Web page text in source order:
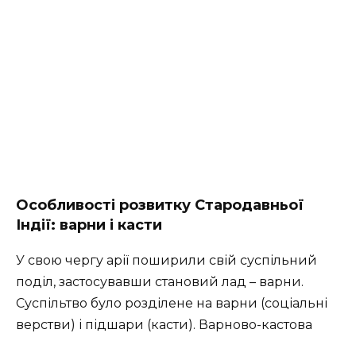
Особливості розвитку Стародавньої
Індії: варни і касти
У свою чергу арії поширили свій суспільний
поділ, застосувавши становий лад – варни.
Суспільтво було розділене на варни (соціальні
верстви) і підшари (касти). Варново-кастова